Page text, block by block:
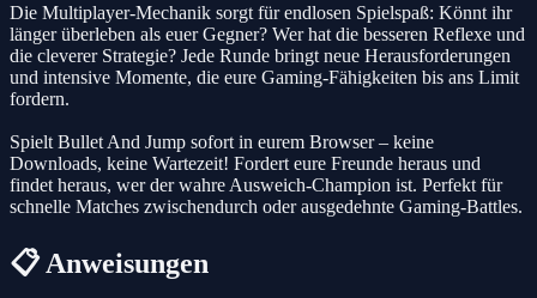
Die Multiplayer-Mechanik sorgt für endlosen Spielspaß: Könnt ihr
länger überleben als euer Gegner? Wer hat die besseren Reflexe und
die cleverer Strategie? Jede Runde bringt neue Herausforderungen
und intensive Momente, die eure Gaming-Fähigkeiten bis ans Limit
fordern.
Spielt Bullet And Jump sofort in eurem Browser – keine
Downloads, keine Wartezeit! Fordert eure Freunde heraus und
findet heraus, wer der wahre Ausweich-Champion ist. Perfekt für
schnelle Matches zwischendurch oder ausgedehnte Gaming-Battles.
📋 Anweisungen